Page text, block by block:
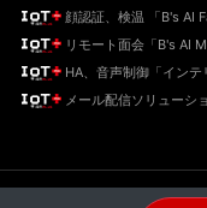
顔認証、検温 「B's AI
リモート面会「B's AI
HA、音声制御「インテ
メール配信ソリューシ